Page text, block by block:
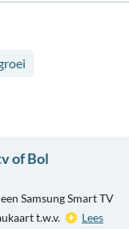
of Bol
Samsung Smart TV
t.w.v.
Lees